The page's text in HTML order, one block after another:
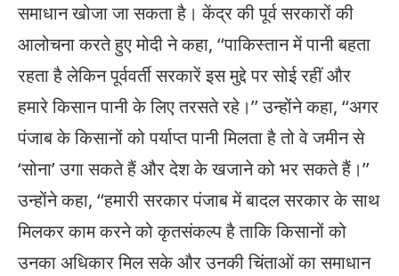
समाधान खोजा जा सकता है। केंद्र की पूर्व सरकारों की
आलोचना करते हुए मोदी ने कहा, ‘‘पाकिस्तान में पानी बहता
रहता है लेकिन पूर्ववर्ती सरकारें इस मुद्दे पर सोई रहीं और
हमारे किसान पानी के लिए तरसते रहे।’’ उन्होंने कहा, ‘‘अगर
पंजाब के किसानों को पर्याप्त पानी मिलता है तो वे जमीन से
‘सोना’ उगा सकते हैं और देश के खजाने को भर सकते हैं।’’
उन्होंने कहा, ‘‘हमारी सरकार पंजाब में बादल सरकार के साथ
मिलकर काम करने को कृतसंकल्प है ताकि किसानों को
उनका अधिकार मिल सके और उनकी चिंताओं का समाधान